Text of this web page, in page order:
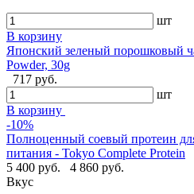
шт
В корзину
Японский зеленый порошковый
Powder, 30g
717 руб.
шт
В корзину
-10%
Полноценный соевый протеин
питания - Tokyo Complete Protein
5 400 руб.
4 860 руб.
Вкус